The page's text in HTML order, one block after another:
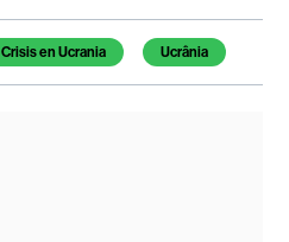
Crisis en Ucrania Ucrânia